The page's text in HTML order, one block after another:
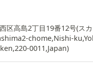
区高島2丁目19番12号(ス
chome,Nishi-
0011,Japan)